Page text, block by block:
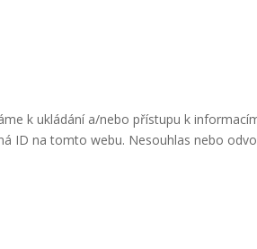
k ukládání a/nebo přístupu k
ID na tomto webu. Nesouhlas nebo